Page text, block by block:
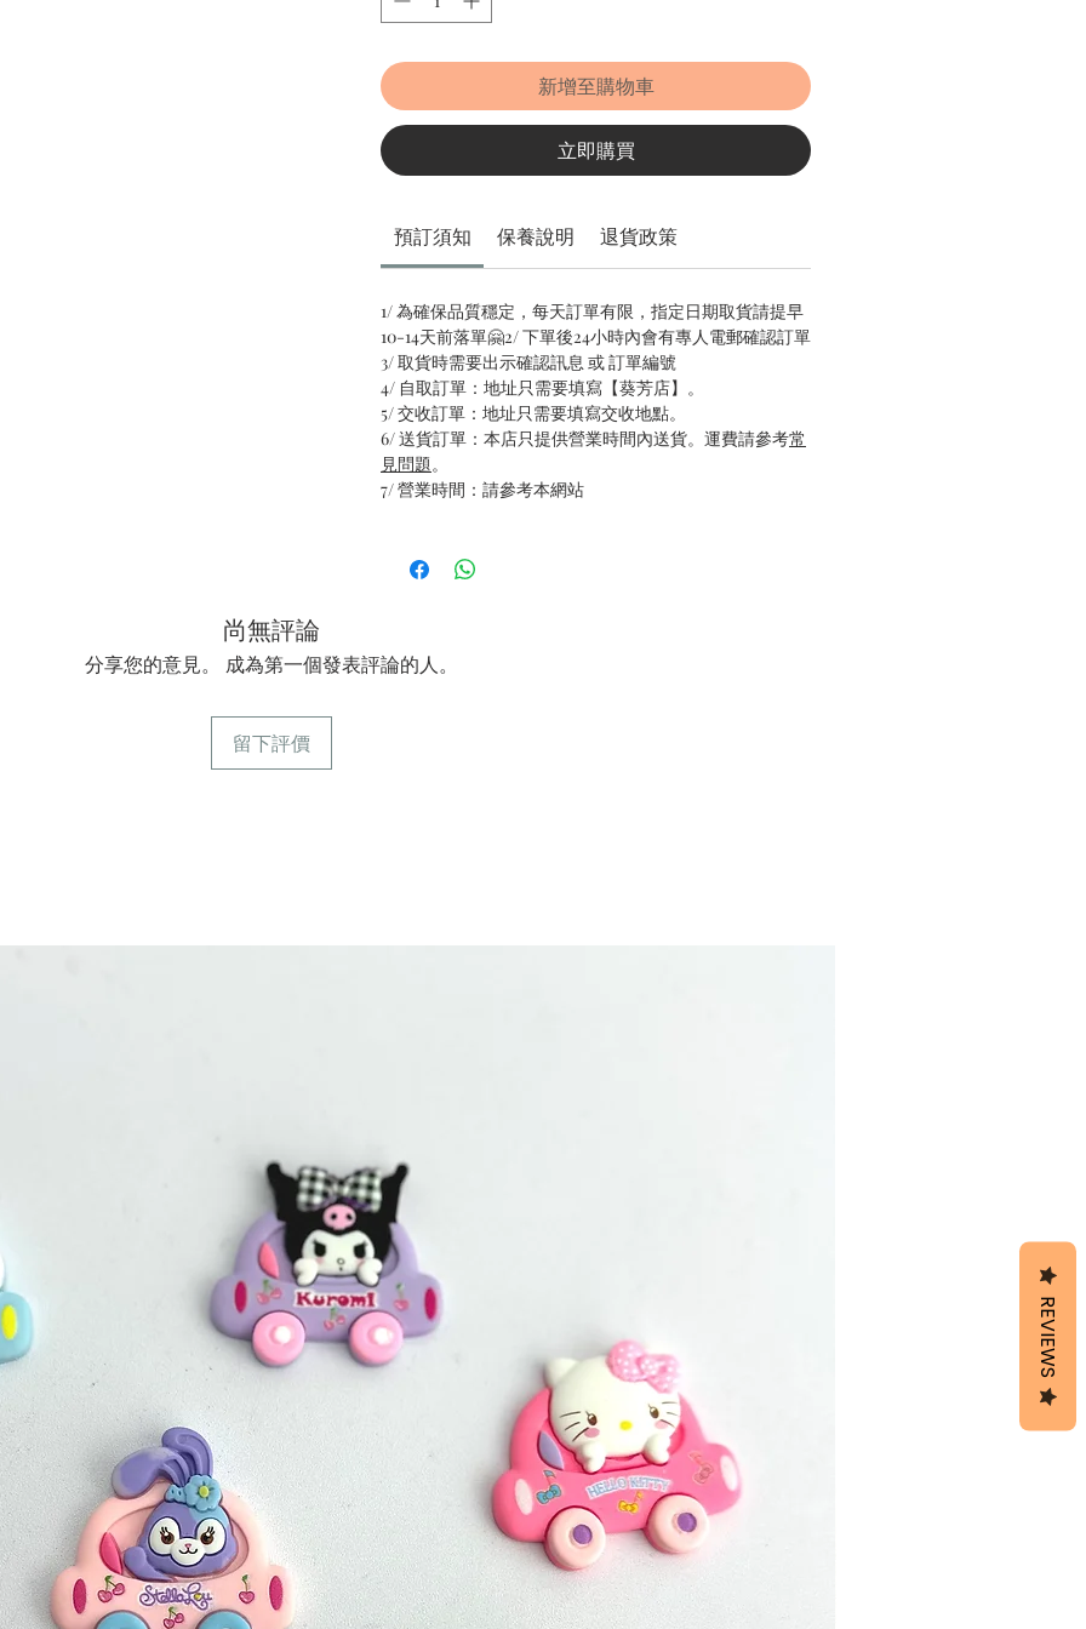
新增至購物車
立即購買
預訂須知 保養說明 退貨政策
1/ 為確保品質穩定，每天訂單有限，指定日期取貨請提早
10-14天前落單🤗2/ 下單後24小時內會有專人電郵確認訂單
3/ 取貨時需要出示確認訊息 或 訂單編號
4/ 自取訂單：地址只需要填寫【葵芳店】。
5/ 交收訂單：地址只需要填寫交收地點。
6/ 送貨訂單：本店只提供營業時間內送貨。運費請參考常
見問題。
7/ 營業時間：請參考本網站
尚無評論
分享您的意見。 成為第一個發表評論的人。
留下評價
REVIEWS